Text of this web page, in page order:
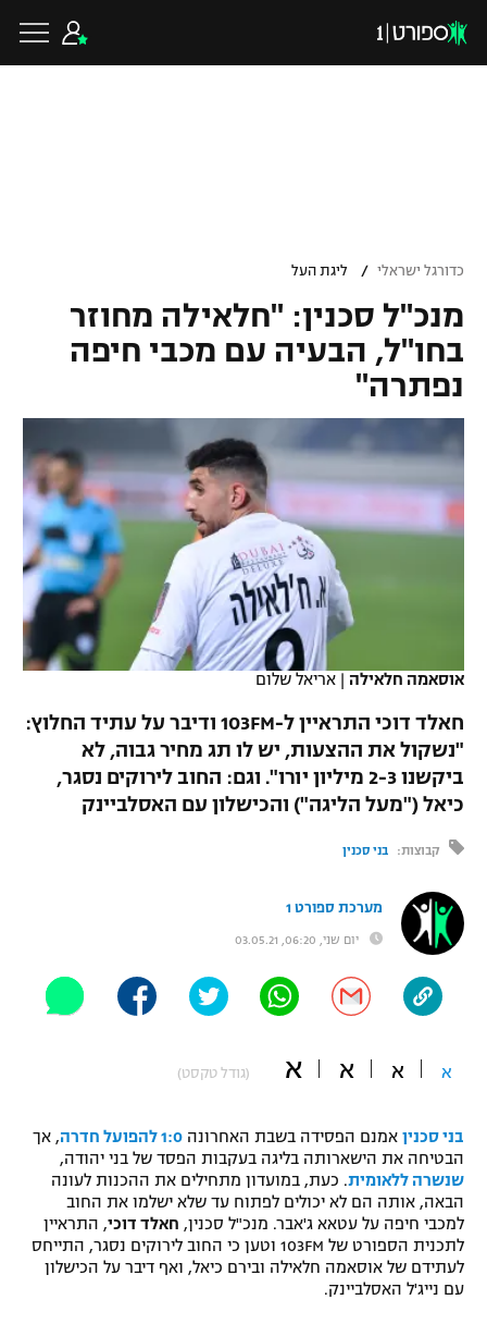
תוצאות
לוח שידורים
ברחבה
"מעל הליגה" – פודקאסט
"מחצית בשכונה" – פודקאסט
משתתפים וזוכים בפרסים
תקנון משתתפים וזוכים בפרסים
תקנון עבור פעילות אלקטרה
תקנון עבור פעילות ספורט 1 – "מרלן"
טניס
גיימינג E-Sports
תנאי שימוש
ליגה לאומית
גביע הטוטו
גביע המדינה
נבחרת ישראל
בית"ר ירושלים
מכבי תל אביב
הפועל תל אביב
הפועל חיפה
בני יהודה
כדורגל עולמי
ליגת האלופות
ליגה אירופית
ליגה אנגלית
ליגה גרמנית
ליגה ספרדית
ליגה טורקית
ליגה סינית
ליגה ברזילאית
ליגות נוספות
כדורסל ישראלי
ליגת ווינר סל
ליגה לאומית
כדורסל נשים
דני אבדיה
כדורסל עולמי
יורוליג
ענפים נוספים
ג'ודו
אגרוף
UFC
אופניים
ספורט מוטורי
פוטבול אמריקאי NFL
בייסבול MLB
ספורט אתגרי ואקסטרים
כדורגל ישראלי / ליגת העל
מנכ"ל סכנין: "חלאילה מחוזר
בחו"ל, הבעיה עם מכבי חיפה
נפתרה"
אוסאמה חלאילה | אריאל שלום
חאלד דוכי התראיין ל-103FM ודיבר על עתיד החלוץ:
"נשקול את ההצעות, יש לו תג מחיר גבוה, לא
ביקשנו 2-3 מיליון יורו". וגם: החוב לירוקים נסגר,
כיאל ("מעל הליגה") והכישלון עם האסלביינק
קבוצות: בני סכנין
מערכת ספורט 1
יום שני, 06:20, 03.05.21
א א א א (גודל טקסט)
בני סכנין אמנם הפסידה בשבת האחרונה 1:0 להפועל חדרה
, אך
הבטיחה את הישארותה בליגה בעקבות הפסד של בני יהודה,
שנשרה ללאומית. כעת, במועדון מתחילים את ההכנות לעונה
הבאה, אותה הם לא יכולים לפתוח עד שלא ישלמו את החוב
למכבי חיפה על עטאא ג'אבר. מנכ"ל סכנין, חאלד דוכי, התראיין
לתכנית הספורט של 103FM וטען כי החוב לירוקים נסגר, התייחס
לעתידם של אוסאמה חלאילה ובירם כיאל, ואף דיבר על הכישלון
עם נייג'ל האסלביינק.